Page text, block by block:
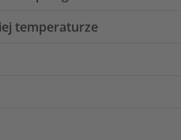
temperaturze